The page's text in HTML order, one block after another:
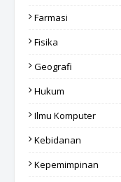
Farmasi
Fisika
Geografi
Hukum
Ilmu Komputer
Kebidanan
Kepemimpinan